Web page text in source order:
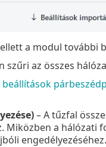
a modul további
szűri az összes
beállítások
– A tűzfal
Miközben a hálózati
engedélyezéséhez.